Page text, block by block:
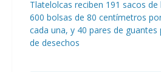
Tlatelolcas reciben 191 sacos
600 bolsas de 80 centímetros
cada una, y 40 pares de guantes
de desechos